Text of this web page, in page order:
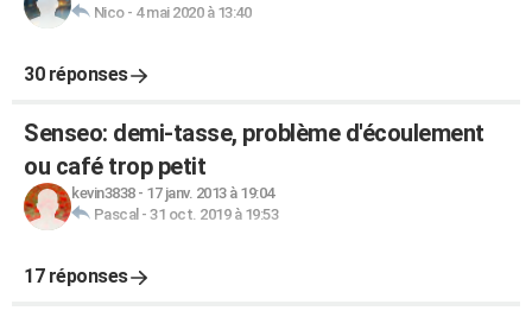
Nico- 4 mai 2020 à 13:40
30 réponses
Senseo: demi-tasse, problème d'écoulement
ou café trop petit
kevin3838- 17 janv. 2013 à 19:04
Pascal - 31 oct. 2019 à 19:53
17 réponses